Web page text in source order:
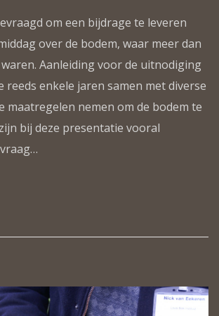
om een bijdrage te leveren
over de bodem, waar meer dan
Aanleiding voor de uitnodiging
reeds enkele jaren samen met diverse
maatregelen nemen om de bodem te
bij deze presentatie vooral